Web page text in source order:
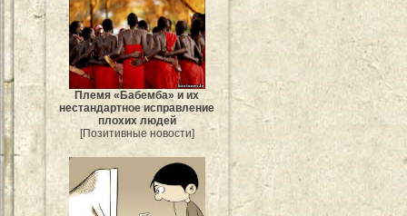
Племя «Бабемба» и их
нестандартное исправление
плохих людей
[Позитивные новости]